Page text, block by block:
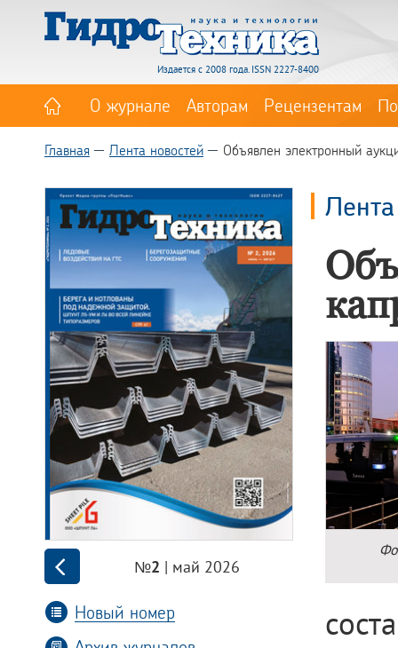
Издается с 2008 года. ISSN 2227-8400
О журнале Авторам Рецензентам
Главная Лента новостей Объявлен электронный
№2 | май 2026
Новый номер